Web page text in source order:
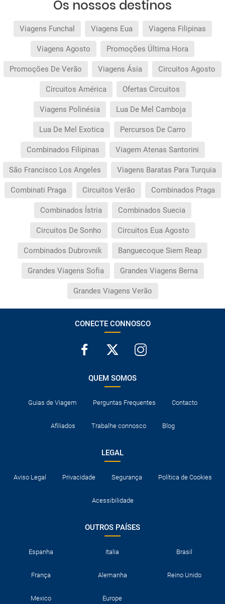
Os nossos destinos
Viagens Funchal Viagens Eua Viagens Filipinas
Viagens Agosto Promoções Última Hora
Promoções De Verão Viagens Ásia Circuitos Agosto
Circuitos América Ofertas Circuitos
Viagens Polinésia Lua De Mel Camboja
Lua De Mel Exotica Percursos De Carro
Combinados Filipinas Viagem Atenas Santorini
São Francisco Los Angeles Viagens Baratas Para Turquia
Combinati Praga Circuitos Verão Combinados Praga
Combinados Ístria Combinados Suecia
Circuitos De Sonho Circuitos Eua Agosto
Combinados Dubrovnik Banguecoque Siem Reap
Grandes Viagens Sofia Grandes Viagens Berna
Grandes Viagens Verão
CONECTE CONNOSCO
QUEM SOMOS
Guias de Viagem Perguntas Frequentes Contacto
Afiliados Trabalhe connosco Blog
LEGAL
Aviso Legal Privacidade Segurança Política de Cookies
Acessibilidade
OUTROS PAÍSES
Espanha Italia Brasil
França Alemanha Reino Unido
Mexico Europe